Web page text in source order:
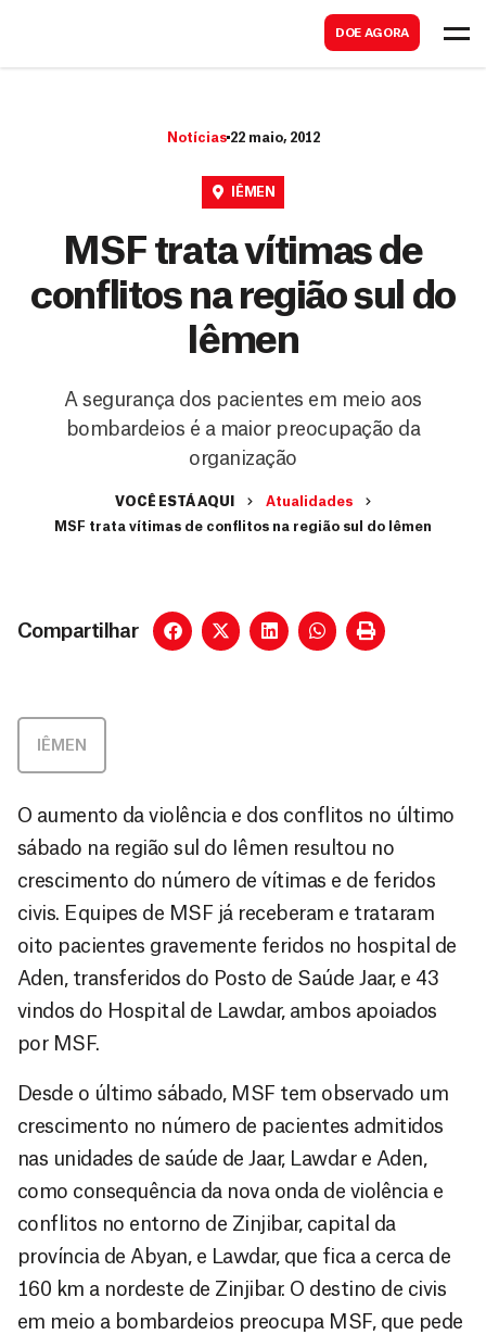
DOE AGORA
r
Notícias 22 maio, 2012
IÊMEN
MSF trata vítimas de
conflitos na região sul do
Iêmen
A segurança dos pacientes em meio aos
bombardeios é a maior preocupação da
organização
VOCÊ ESTÁ AQUI
Atualidades
MSF trata vítimas de conflitos na região sul do Iêmen
Compartilhar
IÊMEN
O aumento da violência e dos conflitos no último
sábado na região sul do Iêmen resultou no
crescimento do número de vítimas e de feridos
civis. Equipes de MSF já receberam e trataram
oito pacientes gravemente feridos no hospital de
Aden, transferidos do Posto de Saúde Jaar, e 43
vindos do Hospital de Lawdar, ambos apoiados
por MSF.
Desde o último sábado, MSF tem observado um
crescimento no número de pacientes admitidos
nas unidades de saúde de Jaar, Lawdar e Aden,
como consequência da nova onda de violência e
conflitos no entorno de Zinjibar, capital da
província de Abyan, e Lawdar, que fica a cerca de
160 km a nordeste de Zinjibar. O destino de civis
em meio a bombardeios preocupa MSF, que pede
a
r